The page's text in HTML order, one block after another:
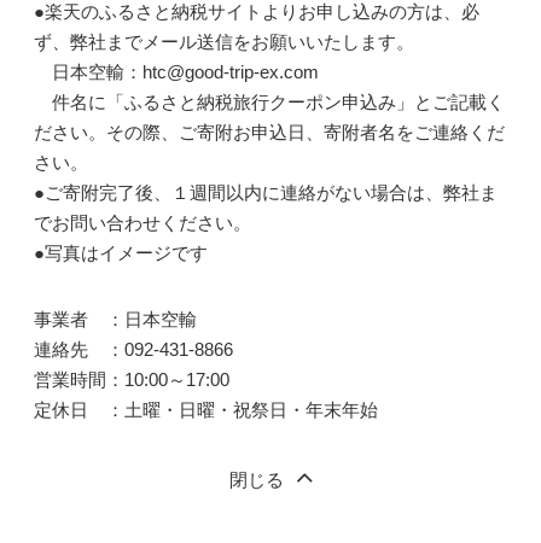
●楽天のふるさと納税サイトよりお申し込みの方は、必
ず、弊社までメール送信をお願いいたします。
日本空輸：htc@good-trip-ex.com
件名に「ふるさと納税旅行クーポン申込み」とご記載く
ださい。その際、ご寄附お申込日、寄附者名をご連絡くだ
さい。
●ご寄附完了後、１週間以内に連絡がない場合は、弊社ま
でお問い合わせください。
●写真はイメージです
事業者 ：日本空輸
連絡先 ：092-431-8866
営業時間：10:00～17:00
定休日 ：土曜・日曜・祝祭日・年末年始
閉じる